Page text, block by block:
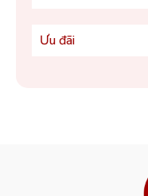
Ưu đãi